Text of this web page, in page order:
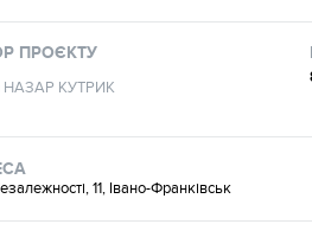
ПРОЄКТУ
НАЗАР КУТРИК
11, Івано-Франківськ